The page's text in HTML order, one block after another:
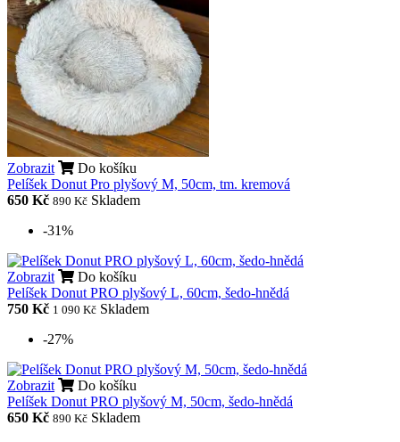
Zobrazit
Do košíku
Pelíšek Donut Pro plyšový M, 50cm, tm. kremová
650 Kč 890 Kč Skladem
-31%
Zobrazit
Do košíku
Pelíšek Donut PRO plyšový L, 60cm, šedo-hnědá
750 Kč 1 090 Kč Skladem
-27%
Zobrazit
Do košíku
Pelíšek Donut PRO plyšový M, 50cm, šedo-hnědá
650 Kč 890 Kč Skladem